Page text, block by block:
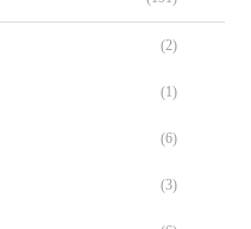
(2)
(1)
(6)
(3)